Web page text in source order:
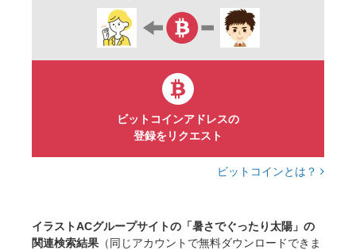
顔アイコン 泣き顔 困る
つらい しんどい 表情 シンプル
アイコン
お知らせ
医療 介護 防災
ビットコインアドレスの
登録をリクエスト
ビットコインとは？
イラストACグループサイトの「暑さでぐったり太陽」の
関連検索結果 （同じアカウントで無料ダウンロードできま